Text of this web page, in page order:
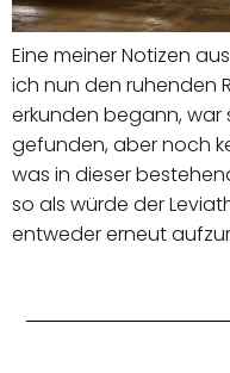
Eine meiner Notizen
ich nun den ruhenden
erkunden begann, war
gefunden, aber noch
was in dieser
so als würde der
entweder erneut